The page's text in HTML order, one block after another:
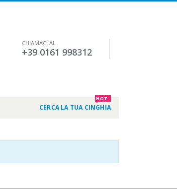
CHIAMACI AL
+39 0161 998312
CERCA LA TUA CINGHIA
HOT